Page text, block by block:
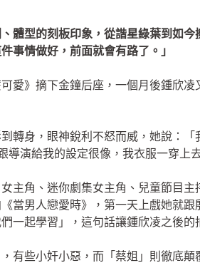
體型的刻板印象，從諧星綠葉到如
事情做好，前面就會有路了。」
愛》摘下金鐘后座，一個月後鍾欣
轉身，眼神銳利不怒而威，她說：
演給我的設定很像，我衣服一穿上
主角、迷你劇集女主角、兒童節目
當男人戀愛時》，第一天上戲她就
一起學習」，這句話讓鍾欣凌之後的
有些小奸小惡，而「蔡姐」則徹底